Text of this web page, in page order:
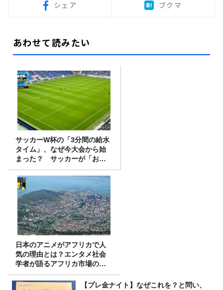
シェア ブクマ
あわせて読みたい
サッカーW杯の「3分間の給水
タイム」、なぜ今大会から始
まった？ サッカーが「お
金」に変わる仕組み
日本のアニメがアフリカで人
気の理由とは？エンタメ社会
学者が語るアフリカ市場のリ
アル
【プレ金ナイト】なぜこれを？と問い、